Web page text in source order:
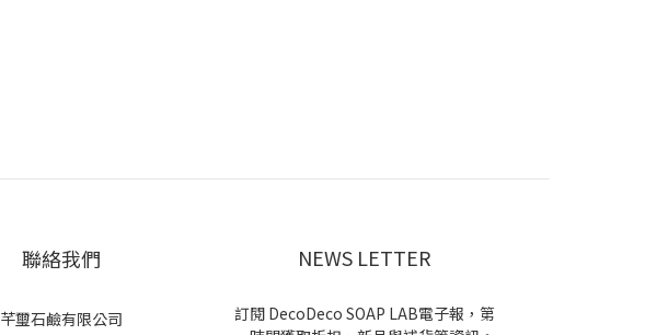
聯絡我們
芊璽石鹼有限公司
NEWS LETTER
訂閱 DecoDeco SOAP LAB電子報，第